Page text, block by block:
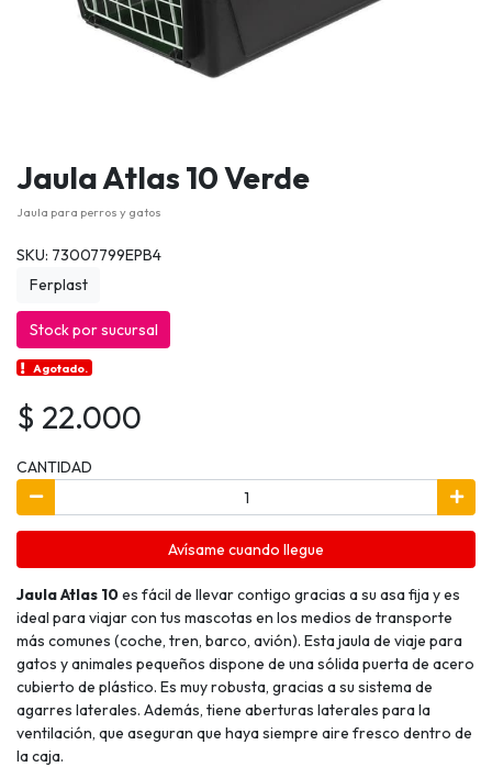
Jaula Atlas 10 Verde
Jaula para perros y gatos
SKU: 73007799EPB4
Ferplast
Stock por sucursal
Agotado.
$ 22.000
CANTIDAD
Avísame cuando llegue
Jaula Atlas 10es fácil de llevar contigo gracias a su asa fija y es
ideal para viajar con tus mascotas en los medios de transporte
más comunes (coche, tren, barco, avión). Esta jaula de viaje para
gatos y animales pequeños dispone de una sólida puerta de acero
cubierto de plástico. Es muy robusta, gracias a su sistema de
agarres laterales. Además, tiene aberturas laterales para la
ventilación, que aseguran que haya siempre aire fresco dentro de
la caja.